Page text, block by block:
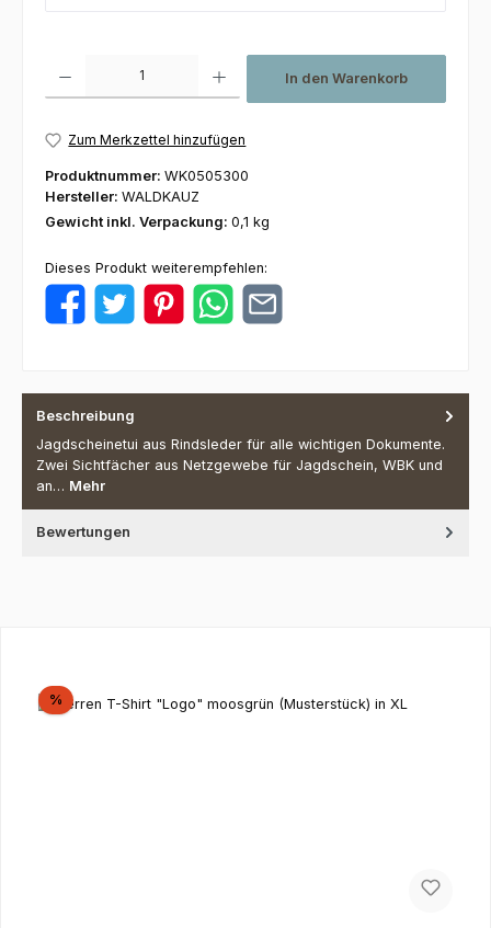
In den Warenkorb
Zum Merkzettel hinzufügen
Produktnummer: WK0505300
Hersteller: WALDKAUZ
Gewicht inkl. Verpackung: 0,1 kg
Dieses Produkt weiterempfehlen:
Beschreibung
Jagdscheinetui aus Rindsleder für alle wichtigen Dokumente.
Zwei Sichtfächer aus Netzgewebe für Jagdschein, WBK und
an… Mehr
Bewertungen
%Rabatt